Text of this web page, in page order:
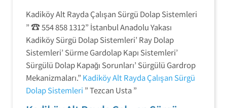
Kadiköy Alt Rayda Çalışan Sürgü Dolap Sistemleri
”☎554 858 1312” İstanbul Anadolu Yakası
Kadiköy Sürgü Dolap Sistemleri’ Ray Dolap
Sistemleri’ Sürme Gardolap Kapı Sistemleri’
Sürgülü Dolap Kapağı Sorunları’ Sürgülü Gardrop
Mekanizmaları.” Kadiköy Alt Rayda Çalışan Sürgü
Dolap Sistemleri ” Tezcan Usta ”